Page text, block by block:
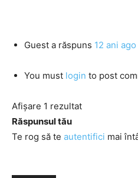
Guest a răspuns 12 ani ago
You must login to post
Afișare 1 rezultat
Răspunsul tău
Te rog să te autentifici mai